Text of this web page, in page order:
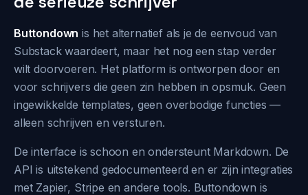
Buttondown is het alternatief als je de eenvoud van
Substack waardeert, maar het nog een stap verder
wilt doorvoeren. Het platform is ontworpen door en
voor schrijvers die geen zin hebben in opsmuk. Geen
ingewikkelde templates, geen overbodige functies —
alleen schrijven en versturen.
De interface is schoon en ondersteunt Markdown. De
API is uitstekend gedocumenteerd en er zijn integraties
met Zapier, Stripe en andere tools. Buttondown is